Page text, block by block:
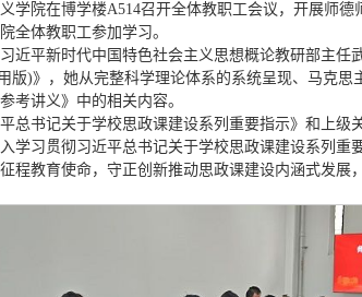
学院在博学楼A514召开全体教职工会议，开展师
全体教职工参加学习。
近平新时代中国特色社会主义思想概论教研部主任
版)》，她从完整科学理论体系的系统呈现、马克
考讲义》中的相关内容。
总书记关于学校思政课建设系列重要指示》和上级
学习贯彻习近平总书记关于学校思政课建设系列重
程教育使命，守正创新推动思政课建设内涵式发展